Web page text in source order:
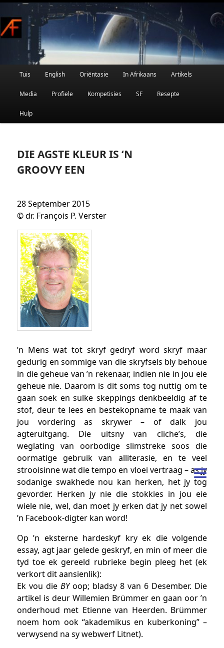
Skip
to
primary
content
Afrikaanse Wetenskapfiksie en Fantasie
Main
Tuis English Oriëntasie In Afrikaans Artikels
Media Profiele Kompetisies SF Resepte
Hulp
DIE AGSTE KLEUR IS ‘N
GROOVY EEN
28 September 2015
© dr. François P. Verster
’n Mens wat tot skryf gedryf word skryf maar
gedurig en sommige van die skryfsels bly behoue
in die geheue van ’n rekenaar, indien nie in jou eie
geheue nie. Daarom is dit soms tog nuttig om te
gaan soek en sulke skeppings denkbeeldig af te
stof, deur te lees en bestekopname te maak van
jou vordering as skrywer – of dalk jou
agteruitgang. Die uitsny van cliche’s, die
weglating van oorbodige slimstreke soos die
oormatige gebruik van alliterasie, en te veel
strooisinne wat die tempo en vloei vertraag – as jy
sodanige swakhede nou kan herken, het jy tog
gevorder. Herken jy nie die stokkies in jou eie
wiele nie, wel, dan moet jy erken dat jy net sowel
’n Facebook-digter kan word!
Op ’n eksterne hardeskyf kry ek die volgende
essay, agt jaar gelede geskryf, en min of meer die
tyd toe ek gereeld rubrieke begin pleeg het (ek
verkort dit aansienlik):
Ek vou dieBYoop; bladsy 8 van 6 Desember. Die
artikel is deur Willemien Brümmer en gaan oor ’n
onderhoud met Etienne van Heerden. Brümmer
noem hom ook “akademikus en kuberkoning” –
verwysend na sy webwerf Litnet).